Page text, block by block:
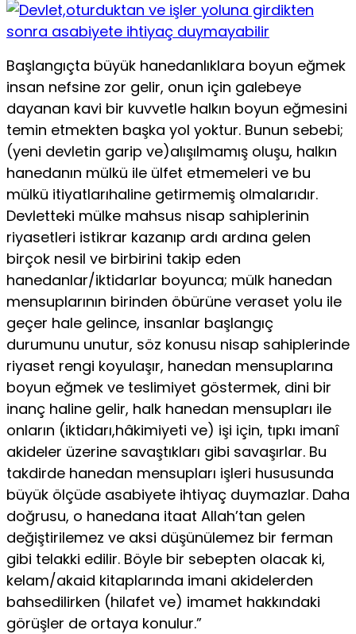
Başlangıçta büyük hanedanlıklara boyun eğmek
insan nefsine zor gelir, onun için galebeye
dayanan kavi bir kuvvetle halkın boyun eğmesini
temin etmekten başka yol yoktur. Bunun sebebi;
(yeni devletin garip ve)alışılmamış oluşu, halkın
hanedanın mülkü ile ülfet etmemeleri ve bu
mülkü itiyatlarıhaline getirmemiş olmalarıdır.
Devletteki mülke mahsus nisap sahiplerinin
riyasetleri istikrar kazanıp ardı ardına gelen
birçok nesil ve birbirini takip eden
hanedanlar/iktidarlar boyunca; mülk hanedan
mensuplarının birinden öbürüne veraset yolu ile
geçer hale gelince, insanlar başlangıç
durumunu unutur, söz konusu nisap sahiplerinde
riyaset rengi koyulaşır, hanedan mensuplarına
boyun eğmek ve teslimiyet göstermek, dini bir
inanç haline gelir, halk hanedan mensupları ile
onların (iktidarı,hâkimiyeti ve) işi için, tıpkı imanî
akideler üzerine savaştıkları gibi savaşırlar. Bu
takdirde hanedan mensupları işleri hususunda
büyük ölçüde asabiyete ihtiyaç duymazlar. Daha
doğrusu, o hanedana itaat Allah’tan gelen
değiştirilemez ve aksi düşünülemez bir ferman
gibi telakki edilir. Böyle bir sebepten olacak ki,
kelam/akaid kitaplarında imani akidelerden
bahsedilirken (hilafet ve) imamet hakkındaki
görüşler de ortaya konulur.”